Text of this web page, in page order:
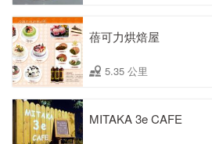
蓓可力烘焙屋
5.35 公里
MITAKA 3e CAFE